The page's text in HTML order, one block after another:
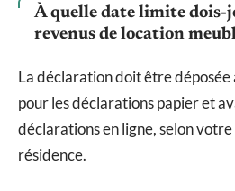
À quelle date limite dois-
revenus de location
La déclaration doit être déposée
pour les déclarations papier et
déclarations en ligne, selon
résidence.